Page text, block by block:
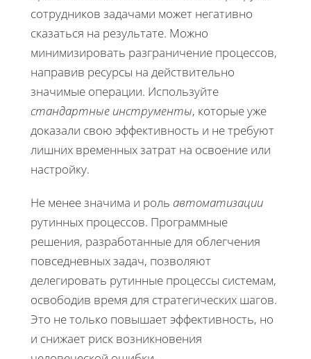
сотрудников задачами может негативно
сказаться на результате. Можно
минимизировать разграничение процессов,
направив ресурсы на действительно
значимые операции. Используйте
стандартные инструменты, которые уже
доказали свою эффективность и не требуют
лишних временных затрат на освоение или
настройку.
Не менее значима и роль автоматизации
рутинных процессов. Программные
решения, разработанные для облегчения
повседневных задач, позволяют
делегировать рутинные процессы системам,
освободив время для стратегических шагов.
Это не только повышает эффективность, но
и снижает риск возникновения